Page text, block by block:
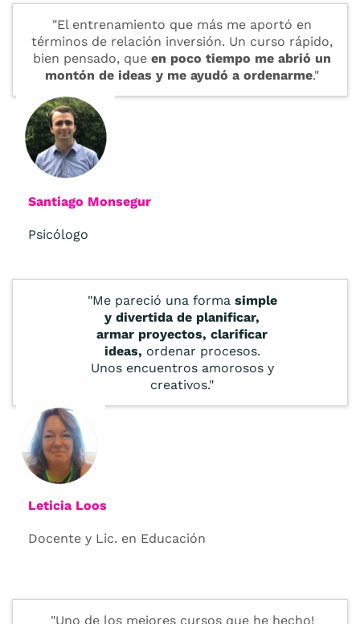
"El entrenamiento que más me aportó en
términos de relación inversión. Un curso rápido,
bien pensado, que en poco tiempo me abrió un
montón de ideas y me ayudó a ordenarme."
Santiago Monsegur
Psicólogo
"Me pareció una forma simple
y divertida de planificar,
armar proyectos, clarificar
ideas, ordenar procesos.
Unos encuentros amorosos y
creativos."
Leticia Loos
Docente y Lic. en Educación
"Uno de los mejores cursos que he hecho!